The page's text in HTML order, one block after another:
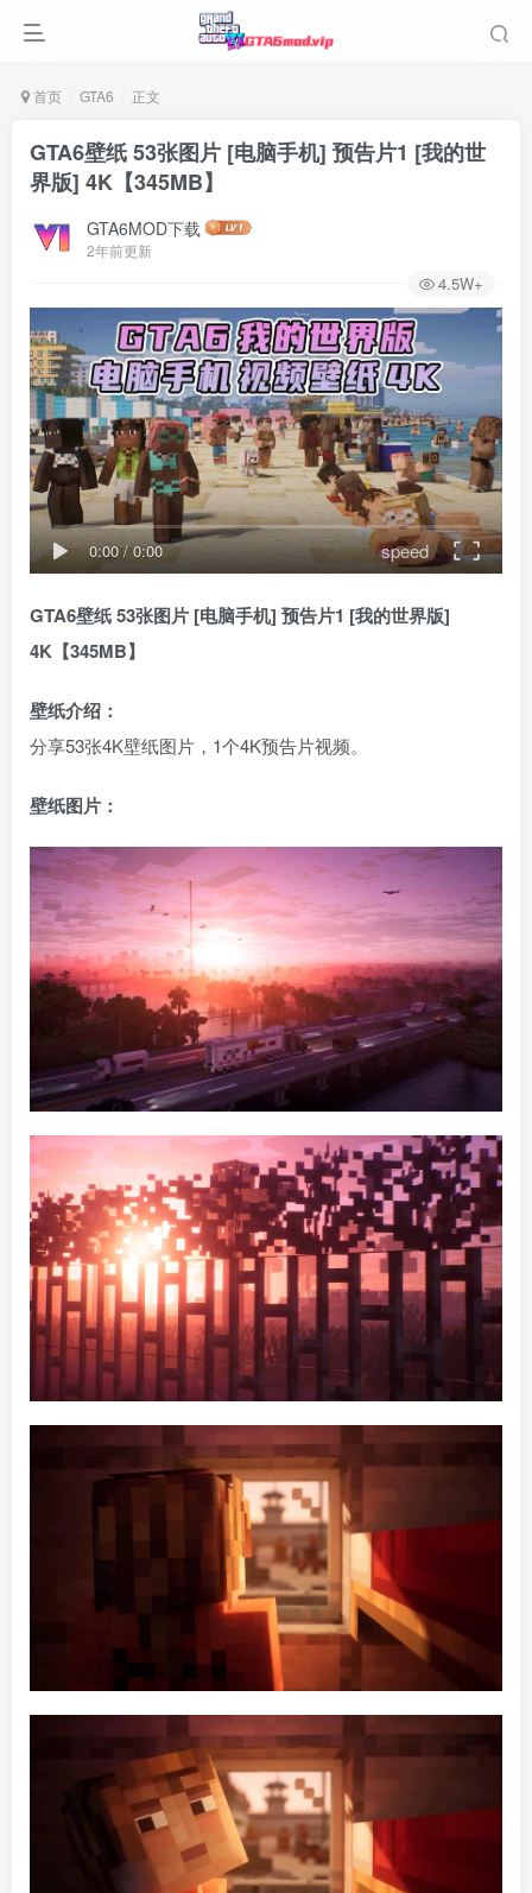
首页 GTA6 正文
GTA6壁纸 53张图片 [电脑手机] 预告片1 [我的世
界版] 4K【345MB】
GTA6MOD下载
2年前更新
4.5W+
0:00/0:00 speed
GTA6壁纸 53张图片 [电脑手机] 预告片1 [我的世界版]
4K【345MB】
壁纸介绍：
分享53张4K壁纸图片，1个4K预告片视频。
壁纸图片：